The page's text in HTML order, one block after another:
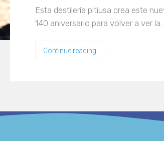
Esta destilería pitiusa crea este
140 aniversario para volver a ver la…
Continue reading